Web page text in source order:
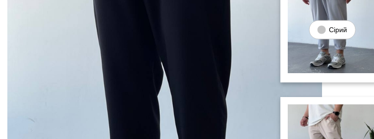
Сірий